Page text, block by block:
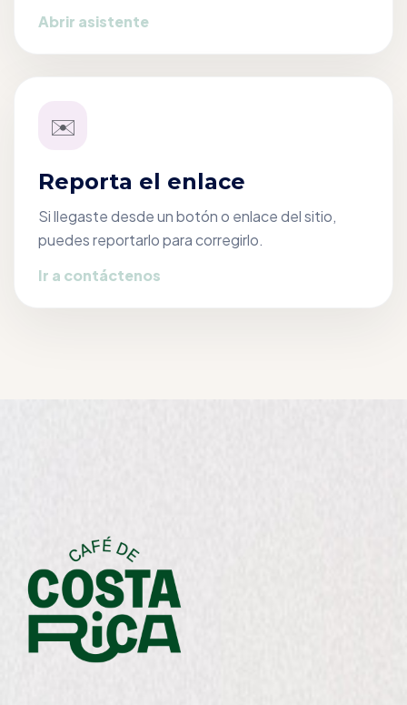
Abrir asistente
✉️
Reporta el enlace
Si llegaste desde un botón o enlace del sitio,
puedes reportarlo para corregirlo.
Ir a contáctenos